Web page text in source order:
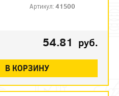
Артикул:41500
54.81 руб.
В КОРЗИНУ